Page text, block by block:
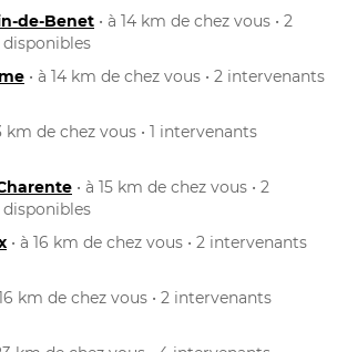
de-Benet • à 14 km de chez vous • 2
• à 14 km de chez vous • 2 intervenants
km de chez vous • 1 intervenants
• à 15 km de chez vous • 2
• à 16 km de chez vous • 2 intervenants
16 km de chez vous • 2 intervenants